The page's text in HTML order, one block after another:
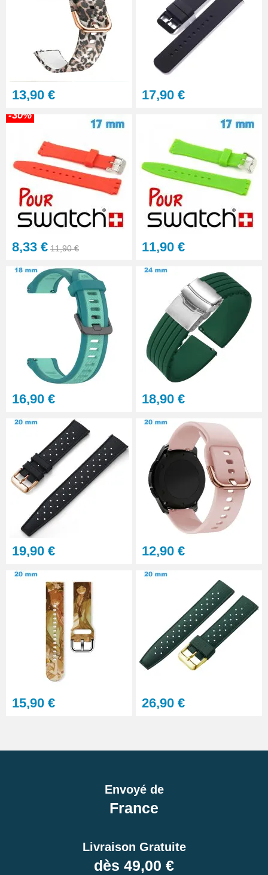
Multifonction
23,90 €
Sacoche Outils Horlogerie
complet de Réparation - 13
13,90 € 17,90 €
-30%
8,33 € 11,90 € 11,90 €
16,90 € 18,90 €
19,90 € 12,90 €
15,90 € 26,90 €
Envoyé de
France
Livraison Gratuite
dès 49,00 €